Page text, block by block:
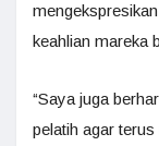
keahlian mareka
“Saya juga
pelatih agar